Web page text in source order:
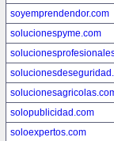
soyemprendendor.com
solucionespyme.com
solopublicidad.com
soloexpertos.com